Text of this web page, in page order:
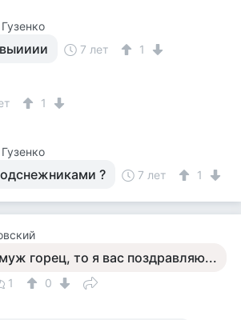
7 лет 1
1
? 7 лет 1
горец, то я вас поздравляю...
1
0